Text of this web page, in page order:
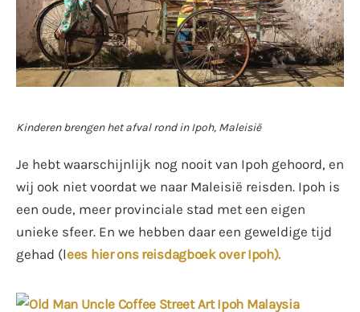
Kinderen brengen het afval rond in Ipoh, Maleisië
Je hebt waarschijnlijk nog nooit van Ipoh gehoord, en
wij ook niet voordat we naar Maleisië reisden. Ipoh is
een oude, meer provinciale stad met een eigen
unieke sfeer. En we hebben daar een geweldige tijd
gehad (lees hier ons reisdagboek over Ipoh).